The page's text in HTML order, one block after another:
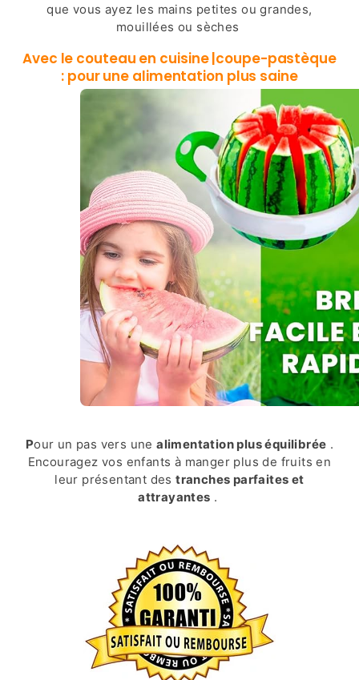
que vous ayez les mains petites ou grandes,
mouillées ou sèches
Avec le couteau en cuisine |coupe-pastèque
: pour une alimentation plus saine
Pour un pas vers unealimentation plus équilibrée .
Encouragez vos enfants à manger plus de fruits en
leur présentant destranches parfaites et
attrayantes .